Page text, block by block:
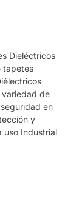
Dieléctricos
tapetes
variedad de
en
y
uso Industrial